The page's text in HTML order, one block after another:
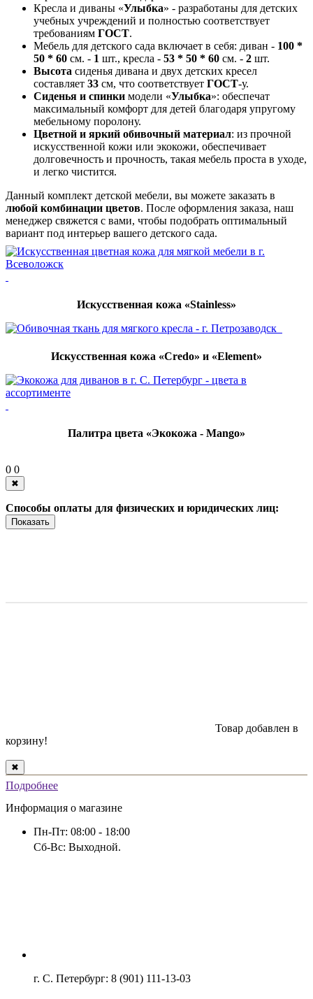
Кресла и диваны «Улыбка» - разработаны для детских
учебных учреждений и полностью соответствует
требованиям ГОСТ.
Мебель для детского сада включает в себя: диван - 100 *
50 * 60 см. - 1 шт., кресла - 53 * 50 * 60 см. - 2 шт.
Высота сиденья дивана и двух детских кресел
составляет 33 см, что соответствует ГОСТ-у.
Сиденья и спинки модели «Улыбка»: обеспечат
максимальный комфорт для детей благодаря упругому
мебельному поролону.
Цветной и яркий обивочный материал: из прочной
искусственной кожи или экокожи, обеспечивает
долговечность и прочность, такая мебель проста в уходе,
и легко чистится.
Данный комплект детской мебели, вы можете заказать в
любой комбинации цветов. После оформления заказа, наш
менеджер свяжется с вами, чтобы подобрать оптимальный
вариант под интерьер вашего детского сада.
Искусственная кожа «Stainless»
Искусственная кожа «Credo» и «Element»
Палитра цвета «Экокожа - Mango»
0 0
✖
Способы оплаты для физических и юридических лиц:
Показать
Товар добавлен в
корзину!
✖
Подробнее
Информация о магазине
Пн-Пт: 08:00 - 18:00
Сб-Вс: Выходной.
г. С. Петербург: 8 (901) 111-13-03